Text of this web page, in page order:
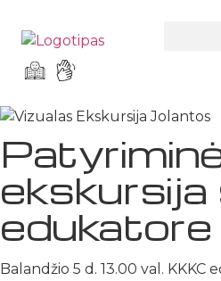
ekskursija
edukatore
Balandžio 5 d. 13.00 val.